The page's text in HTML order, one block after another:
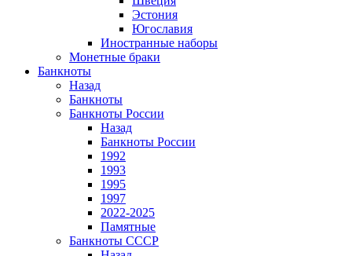
Эстония
Югославия
Иностранные наборы
Монетные браки
Банкноты
Назад
Банкноты
Банкноты России
Назад
Банкноты России
1992
1993
1995
1997
2022-2025
Памятные
Банкноты СССР